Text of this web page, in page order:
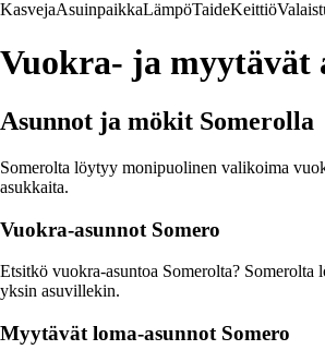
KasvejaAsuinpaikkaLämpöTaideKeittiö
Vuokra- ja myytävät
Asunnot ja mökit Somerolla
Somerolta löytyy monipuolinen valikoima
asukkaita.
Vuokra-asunnot Somero
Etsitkö vuokra-asuntoa Somerolta?
yksin asuvillekin.
Myytävät loma-asunnot Somero